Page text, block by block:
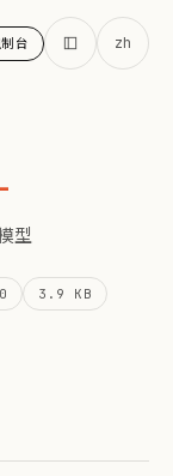
台 zh
型
3.9 KB